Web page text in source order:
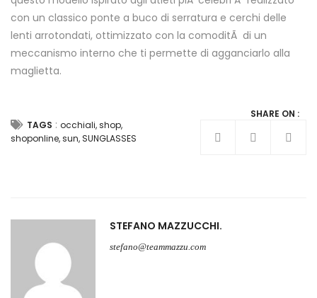
con un classico ponte a buco di serratura e cerchi delle
lenti arrotondati, ottimizzato con la comoditÃ di un
meccanismo interno che ti permette di agganciarlo alla
maglietta.
TAGS : occhiali,shop,
shoponline,sun,SUNGLASSES
SHARE ON :
STEFANO MAZZUCCHI
stefano@teammazzu.com